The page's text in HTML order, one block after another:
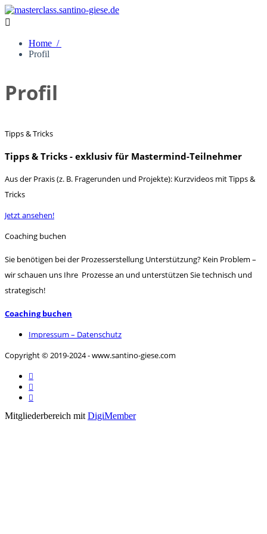

Home /
Profil
Profil
Tipps & Tricks
Tipps & Tricks - exklusiv für Mastermind-Teilnehmer
Aus der Praxis (z. B. Fragerunden und Projekte): Kurzvideos mit Tipps &
Tricks
Jetzt ansehen!
Coaching buchen
Sie benötigen bei der Prozesserstellung Unterstützung? Kein Problem –
wir schauen uns Ihre Prozesse an und unterstützen Sie technisch und
strategisch!
Coaching buchen
Impressum – Datenschutz
Copyright © 2019-2024 - www.santino-giese.com



Mitgliederbereich mitDigiMember